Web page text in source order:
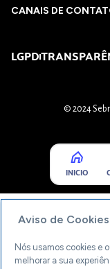
CANAIS DE
LGPD
© 2024
INICIO
Aviso de Cookies
Nós usamos cookies e
melhorar a sua